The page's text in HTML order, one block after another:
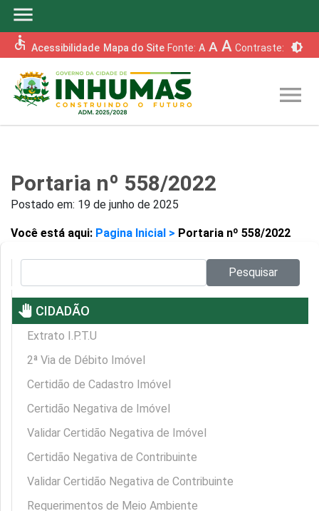
menu
accessible Acessibilidade Mapa do Site Fonte: A A A Contraste: brightness_6
menu
Portaria nº 558/2022
Postado em: 19 de junho de 2025
Você está aqui: Pagina Inicial > Portaria nº 558/2022
Pesquisar
pan_tool CIDADÃO
Extrato I.P.T.U
2ª Via de Débito Imóvel
Certidão de Cadastro Imóvel
Certidão Negativa de Imóvel
Validar Certidão Negativa de Imóvel
Certidão Negativa de Contribuinte
Validar Certidão Negativa de Contribuinte
Requerimentos de Meio Ambiente